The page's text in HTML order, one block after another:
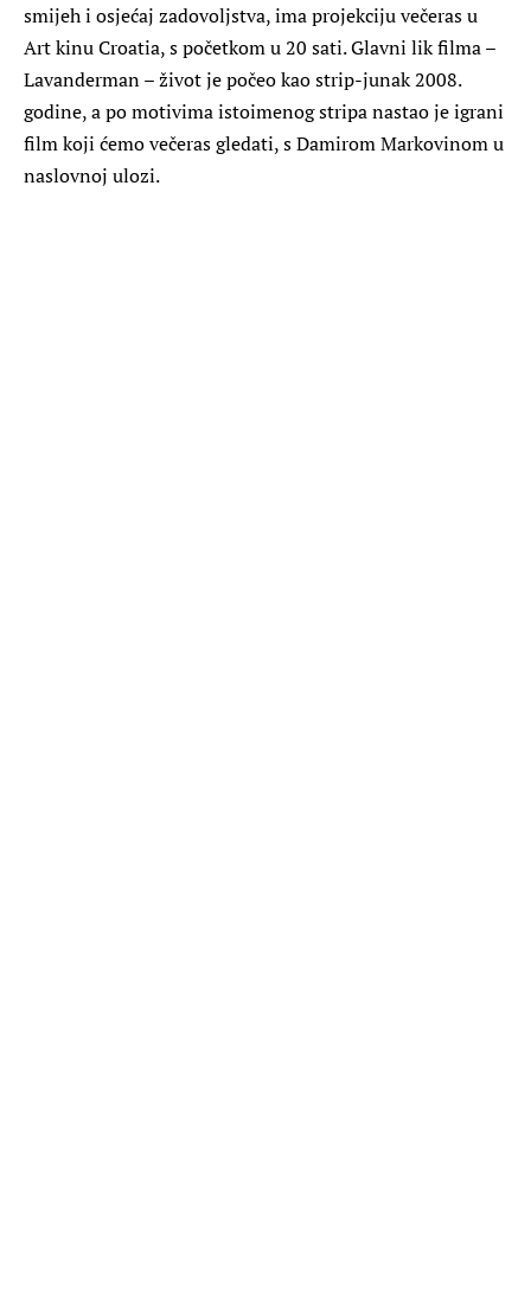
smijeh i osjećaj zadovoljstva, ima projekciju večeras u
Art kinu Croatia, s početkom u 20 sati. Glavni lik filma –
Lavanderman – život je počeo kao strip-junak 2008.
godine, a po motivima istoimenog stripa nastao je igrani
film koji ćemo večeras gledati, s Damirom Markovinom u
naslovnoj ulozi.